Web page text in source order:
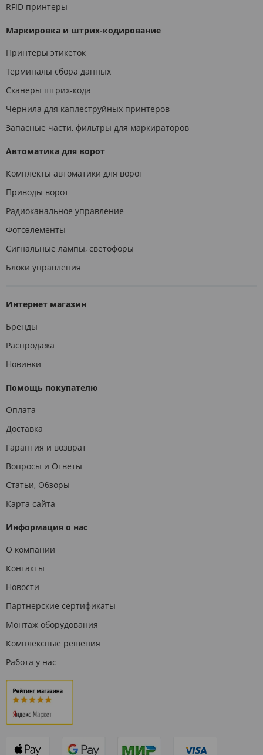
RFID принтеры
Маркировка и штрих-кодирование
Принтеры этикеток
Терминалы сбора данных
Сканеры штрих-кода
Чернила для каплеструйных принтеров
Запасные части, фильтры для маркираторов
Автоматика для ворот
Комплекты автоматики для ворот
Приводы ворот
Радиоканальное управление
Фотоэлементы
Сигнальные лампы, светофоры
Блоки управления
Интернет магазин
Бренды
Распродажа
Новинки
Помощь покупателю
Оплата
Доставка
Гарантия и возврат
Вопросы и Ответы
Статьи, Обзоры
Карта сайта
Информация о нас
О компании
Контакты
Новости
Партнерские сертификаты
Монтаж оборудования
Комплексные решения
Работа у нас